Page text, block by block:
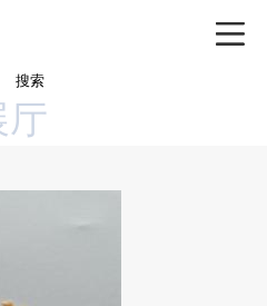
搜索
厅